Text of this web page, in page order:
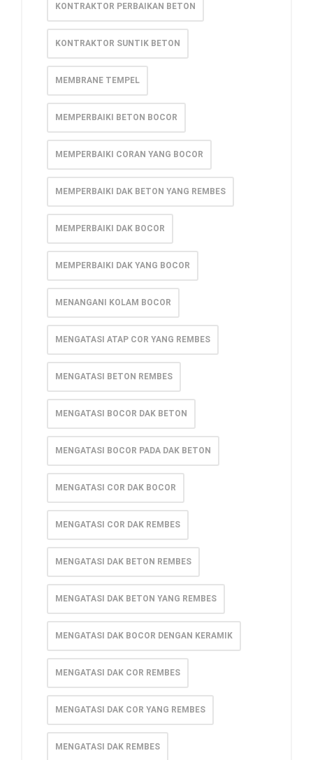
KONTRAKTOR PERBAIKAN BETON
KONTRAKTOR SUNTIK BETON
MEMBRANE TEMPEL
MEMPERBAIKI BETON BOCOR
MEMPERBAIKI CORAN YANG BOCOR
MEMPERBAIKI DAK BETON YANG REMBES
MEMPERBAIKI DAK BOCOR
MEMPERBAIKI DAK YANG BOCOR
MENANGANI KOLAM BOCOR
MENGATASI ATAP COR YANG REMBES
MENGATASI BETON REMBES
MENGATASI BOCOR DAK BETON
MENGATASI BOCOR PADA DAK BETON
MENGATASI COR DAK BOCOR
MENGATASI COR DAK REMBES
MENGATASI DAK BETON REMBES
MENGATASI DAK BETON YANG REMBES
MENGATASI DAK BOCOR DENGAN KERAMIK
MENGATASI DAK COR REMBES
MENGATASI DAK COR YANG REMBES
MENGATASI DAK REMBES